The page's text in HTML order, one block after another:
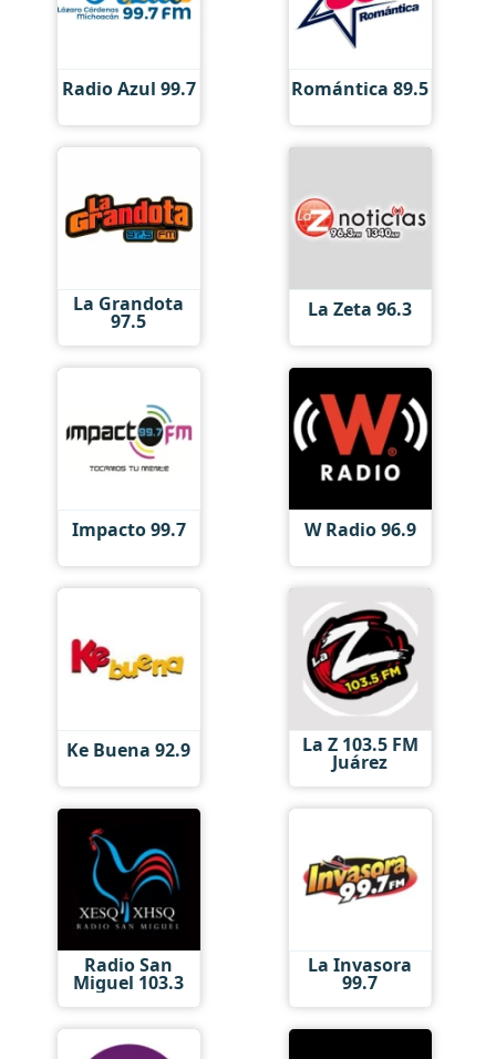
Radio Azul 99.7 Romántica 89.5
La Grandota
97.5 La Zeta 96.3
Impacto 99.7 W Radio 96.9
Ke Buena 92.9 La Z 103.5 FM
Juárez
Radio San
Miguel 103.3
La Invasora
99.7